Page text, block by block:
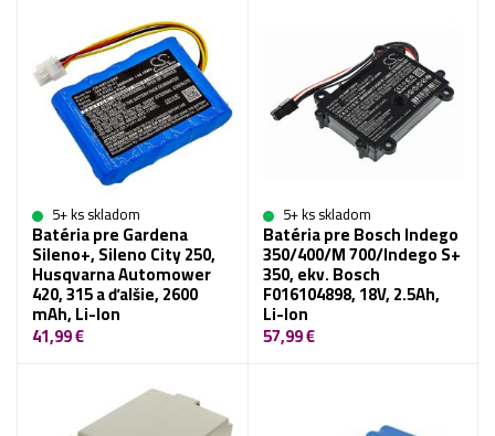
5+ ks skladom
Batéria pre Gardena
Sileno+, Sileno City 250,
Husqvarna Automower
420, 315 a ďalšie, 2600
mAh, Li-Ion
41,99 €
5+ ks skladom
Batéria pre Bosch Indego
350/400/M 700/Indego S+
350, ekv. Bosch
F016104898, 18V, 2.5Ah,
Li-Ion
57,99 €